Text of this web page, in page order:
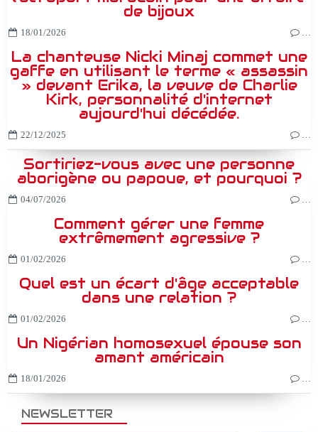
NEWSLETTER
de bijoux
18/01/2026 …
La chanteuse Nicki Minaj commet une
gaffe en utilisant le terme « assassin
» devant Erika, la veuve de Charlie
Kirk, personnalité d'internet
aujourd'hui décédée.
22/12/2025 …
Sortiriez-vous avec une personne
aborigène ou papoue, et pourquoi ?
04/07/2026 …
Comment gérer une femme
extrêmement agressive ?
01/02/2026 …
Quel est un écart d'âge acceptable
dans une relation ?
01/02/2026 …
Un Nigérian homosexuel épouse son
amant américain
18/01/2026 …